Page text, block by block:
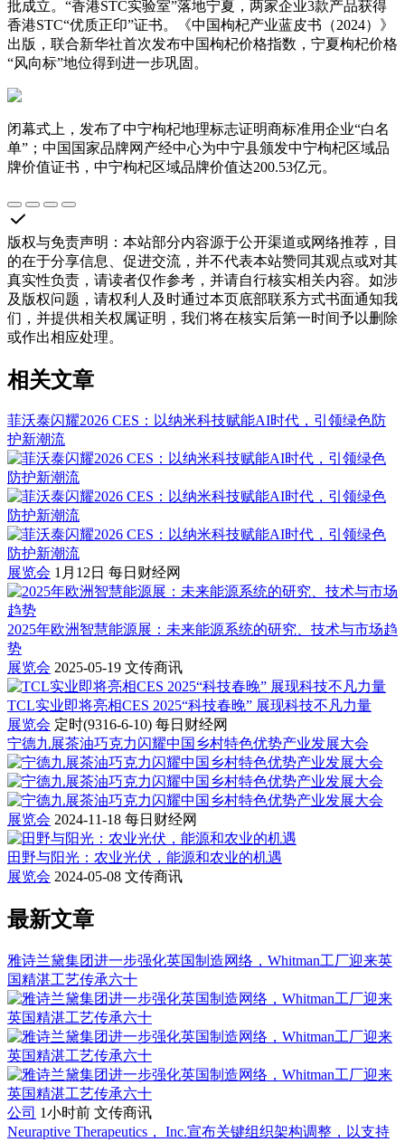
批成立。“香港STC实验室”落地宁夏，两家企业3款产品获得
香港STC“优质正印”证书。《中国枸杞产业蓝皮书（2024）》
出版，联合新华社首次发布中国枸杞价格指数，宁夏枸杞价格
“风向标”地位得到进一步巩固。
闭幕式上，发布了中宁枸杞地理标志证明商标准用企业“白名
单”；中国国家品牌网产经中心为中宁县颁发中宁枸杞区域品
牌价值证书，中宁枸杞区域品牌价值达200.53亿元。
版权与免责声明 ： 本站部分内容源于公开渠道或网络推荐，目
的在于分享信息、促进交流，并不代表本站赞同其观点或对其
真实性负责，请读者仅作参考，并请自行核实相关内容。如涉
及版权问题，请权利人及时通过本页底部联系方式书面通知我
们，并提供相关权属证明，我们将在核实后第一时间予以删除
或作出相应处理。
相关文章
菲沃泰闪耀2026 CES：以纳米科技赋能AI时代，引领绿色防
护新潮流
展览会 1月12日 每日财经网
2025年欧洲智慧能源展：未来能源系统的研究、技术与市场趋
势
展览会 2025-05-19 文传商讯
TCL实业即将亮相CES 2025“科技春晚” 展现科技不凡力量
展览会 定时(9316-6-10) 每日财经网
宁德九展茶油巧克力闪耀中国乡村特色优势产业发展大会
展览会 2024-11-18 每日财经网
田野与阳光：农业光伏，能源和农业的机遇
展览会 2024-05-08 文传商讯
最新文章
雅诗兰黛集团进一步强化英国制造网络，Whitman工厂迎来英
国精湛工艺传承六十
公司 1小时前 文传商讯
Neuraptive Therapeutics， Inc.宣布关键组织架构调整，以支持